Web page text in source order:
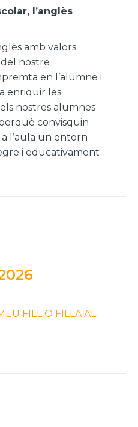
l’anglès
amb valors
del nostre
en l’alumne i
enriquir les
nostres alumnes
convisquin
l’aula un entorn
i educativament
FILL O FILLA AL